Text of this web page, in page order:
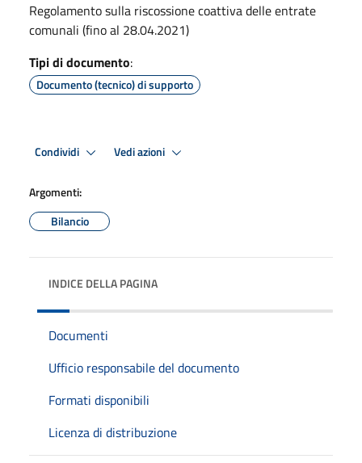
Regolamento sulla riscossione coattiva delle entrate
comunali (fino al 28.04.2021)
Tipi di documento:
Documento (tecnico) di supporto
Condividi Vedi azioni
Argomenti:
Bilancio
INDICE DELLA PAGINA
Documenti
Ufficio responsabile del documento
Formati disponibili
Licenza di distribuzione